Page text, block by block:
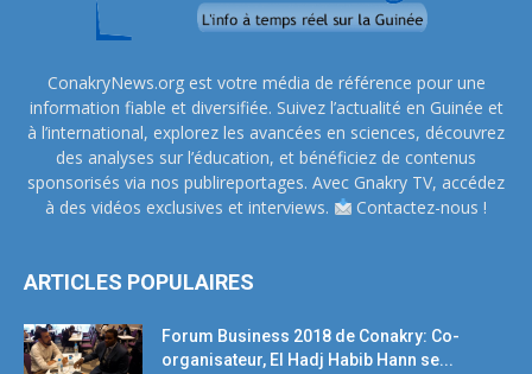
ConakryNews.org est votre média de référence pour une
information fiable et diversifiée. Suivez l’actualité en Guinée et
à l’international, explorez les avancées en sciences, découvrez
des analyses sur l’éducation, et bénéficiez de contenus
sponsorisés via nos publireportages. Avec Gnakry TV, accédez
à des vidéos exclusives et interviews.
Contactez-nous !
ARTICLES POPULAIRES
Forum Business 2018 de Conakry: Co-
organisateur, El Hadj Habib Hann se...